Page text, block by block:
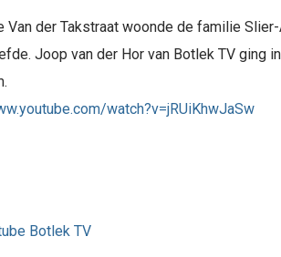
Van der Takstraat woonde de familie
Joop van der Hor van Botlek TV ging
watch?v=jRUiKhwJaSw
Botlek TV